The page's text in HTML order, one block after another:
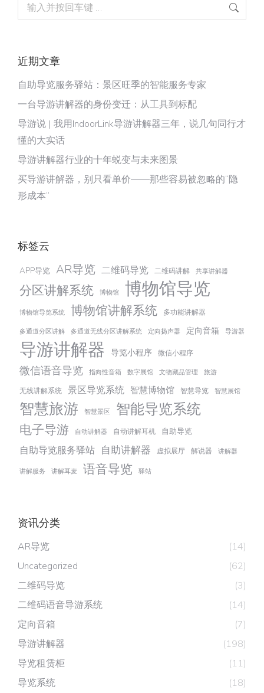
Search:
近期文章
自助导览服务驿站：景区旺季的智能服务专家
一台导游讲解器的身份变迁：从工具到标配
导游说 | 我用IndoorLink导游讲解器三年，说几句同行才
懂的大实话
导游讲解器行业的十年蜕变与未来图景
买导游讲解器，别只看单价——那些容易被忽略的“隐
形成本”
标签云
APP导览 AR导览 二维码导览 二维码讲解 共享讲解器
分区讲解系统 博物馆 博物馆导览
博物馆导览系统 博物馆讲解系统 多功能讲解器
多通道分区讲解 多通道无线分区讲解系统 定向扬声器 定向音箱 导游器
导游讲解器 导览小程序 微信小程序
微信语音导览 指向性音箱 数字展馆 文物藏品管理 旅游
无线讲解系统 景区导览系统 智慧博物馆 智慧导览 智慧展馆
智慧旅游 智慧景区 智能导览系统
电子导游 自动讲解器 自动讲解耳机 自助导览
自助导览服务驿站 自助讲解器 虚拟展厅 解说器 讲解器
讲解服务 讲解耳麦 语音导览 驿站
资讯分类
AR导览
(14)
Uncategorized
(62)
二维码导览
(3)
二维码语音导游系统
(14)
定向音箱
(7)
导游讲解器
(198)
导览租赁柜
(11)
导览系统
(18)